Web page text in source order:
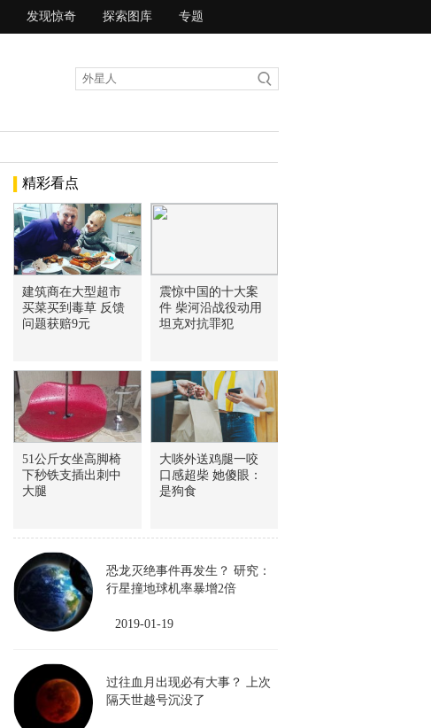
发现惊奇 探索图库 专题
精彩看点
建筑商在大型超市
买菜买到毒草 反馈
问题获赔9元
震惊中国的十大案
件 柴河沿战役动用
坦克对抗罪犯
51公斤女坐高脚椅
下秒铁支插出刺中
大腿
大啖外送鸡腿一咬
口感超柴 她傻眼：
是狗食
恐龙灭绝事件再发生？ 研究：
行星撞地球机率暴增2倍
2019-01-19
过往血月出现必有大事？ 上次
隔天世越号沉没了